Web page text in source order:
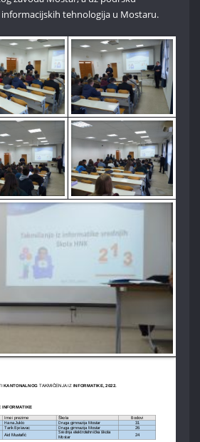
tehnologija u Mostaru.